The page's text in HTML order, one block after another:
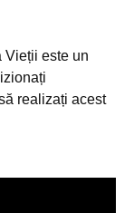
Vieții este un
realizați acest